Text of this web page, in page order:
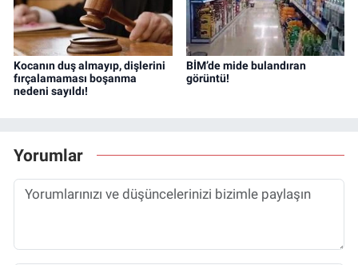
Kocanın duş almayıp, dişlerini
fırçalamaması boşanma
nedeni sayıldı!
BİM’de mide bulandıran
görüntü!
Yorumlar